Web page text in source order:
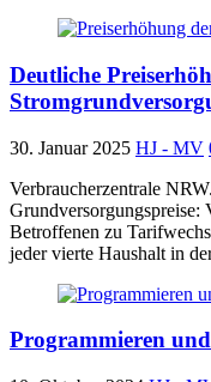
Deutliche
30. Januar 2025 HJ - MV
Verbraucherzentrale
Grundversorgungspreise:
Betroffenen zu
jeder vierte Haushalt in
Programmieren